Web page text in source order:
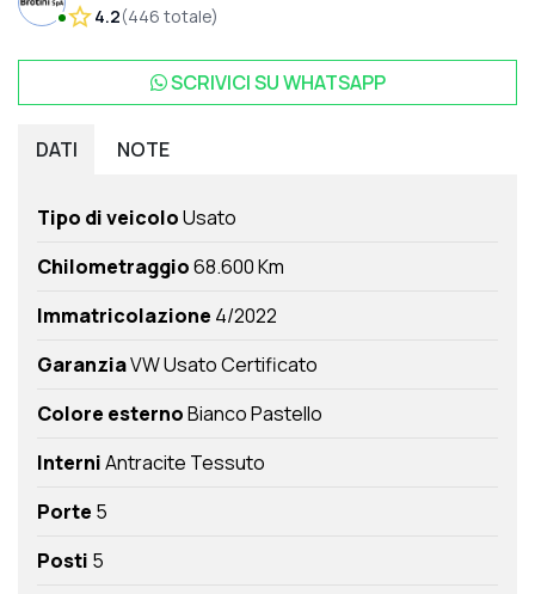
4.2(446 totale)
SCRIVICI SUWHATSAPP
DATI NOTE
Tipo di veicoloUsato
Chilometraggio68.600 Km
Immatricolazione 4/2022
GaranziaVW Usato Certificato
Colore esternoBianco Pastello
InterniAntracite Tessuto
Porte 5
Posti 5